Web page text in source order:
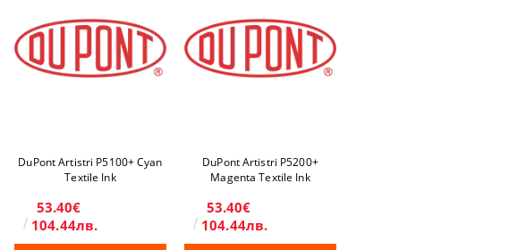
DuPont Artistri P5100+ Cyan
Textile Ink
53.40€
104.44лв.
DuPont Artistri P5200+
Magenta Textile Ink
53.40€
104.44лв.